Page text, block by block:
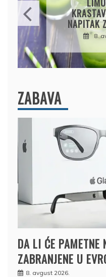
NAPITAK
8.
ZABAVA
DA LI ĆE PAMETNE
ZABRANJENE U
8. avgust 2026.